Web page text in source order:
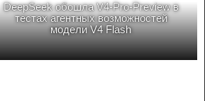
DeepSeek обошла V4-Pro-Preview в
тестах агентных возможностей
модели V4 Flash